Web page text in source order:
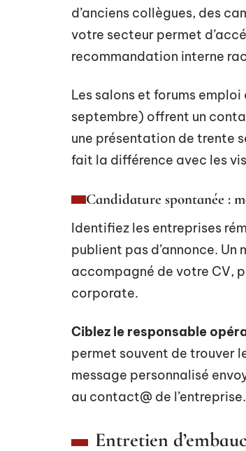
d’anciens collègues, des
votre secteur permet
recommandation interne
Les salons et forums emploi
septembre) offrent un
une présentation de trente
fait la différence avec les
Candidature spontanée :
Identifiez les entreprises
publient pas d’annonce.
accompagné de votre CV,
corporate.
Ciblez le responsable
permet souvent de trouver
message personnalisé
au contact@ de l’entreprise.
Entretien